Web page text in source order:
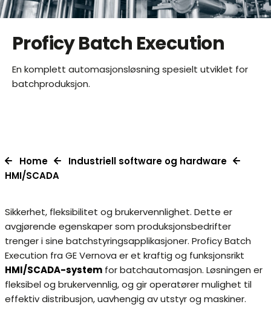
Proficy Batch Execution
En komplett automasjonsløsning spesielt utviklet for
batchproduksjon.
Home
Industriell software og hardware
HMI/SCADA
Sikkerhet, fleksibilitet og brukervennlighet. Dette er
avgjørende egenskaper som produksjonsbedrifter
trenger i sine batchstyringsapplikasjoner. Proficy Batch
Execution fra GE Vernova er et kraftig og funksjonsrikt
HMI/SCADA-system for batchautomasjon. Løsningen er
fleksibel og brukervennlig, og gir operatører mulighet til
effektiv distribusjon, uavhengig av utstyr og maskiner.